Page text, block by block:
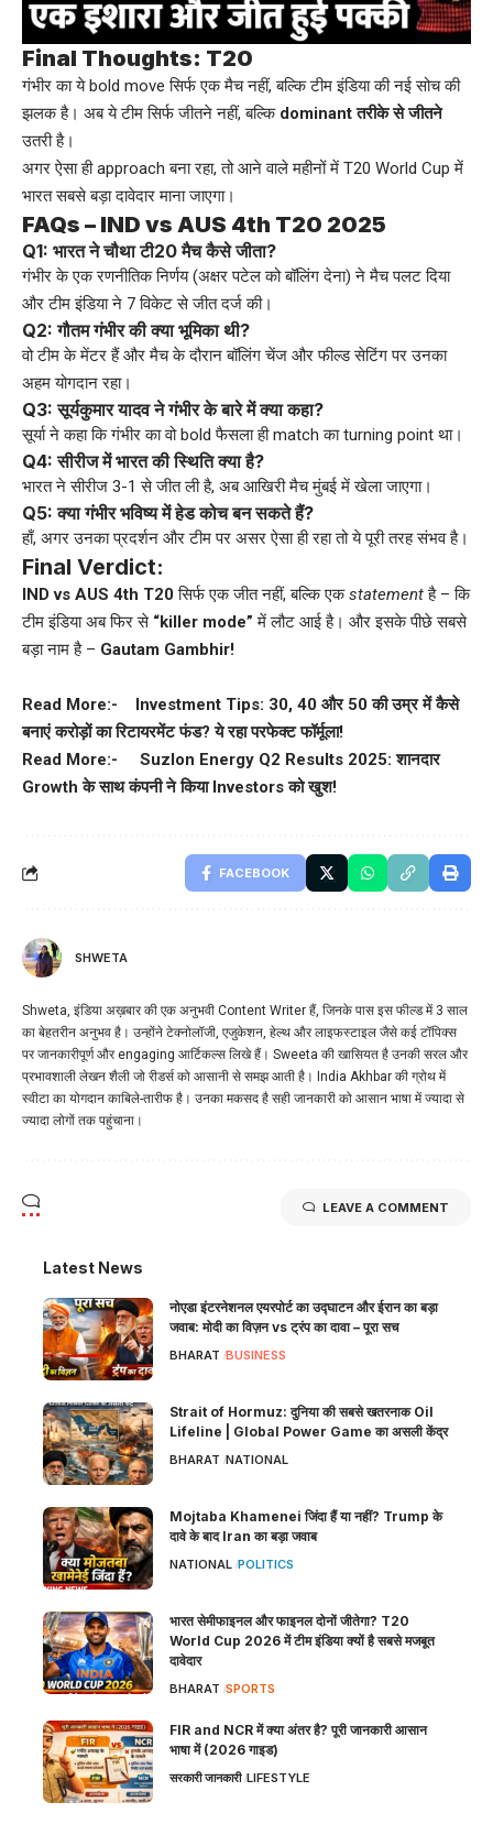
Final Thoughts: T20
गंभीर का ये bold move सिर्फ एक मैच नहीं, बल्कि टीम इंडिया की नई सोच की
झलक है। अब ये टीम सिर्फ जीतने नहीं, बल्कि dominant तरीके से जीतने
उतरी है।
अगर ऐसा ही approach बना रहा, तो आने वाले महीनों में T20 World Cup में
भारत सबसे बड़ा दावेदार माना जाएगा।
FAQs – IND vs AUS 4th T20 2025
Q1: भारत ने चौथा टी20 मैच कैसे जीता?
गंभीर के एक रणनीतिक निर्णय (अक्षर पटेल को बॉलिंग देना) ने मैच पलट दिया
और टीम इंडिया ने 7 विकेट से जीत दर्ज की।
Q2: गौतम गंभीर की क्या भूमिका थी?
वो टीम के मेंटर हैं और मैच के दौरान बॉलिंग चेंज और फील्ड सेटिंग पर उनका
अहम योगदान रहा।
Q3: सूर्यकुमार यादव ने गंभीर के बारे में क्या कहा?
सूर्या ने कहा कि गंभीर का वो bold फैसला ही match का turning point था।
Q4: सीरीज में भारत की स्थिति क्या है?
भारत ने सीरीज 3-1 से जीत ली है, अब आखिरी मैच मुंबई में खेला जाएगा।
Q5: क्या गंभीर भविष्य में हेड कोच बन सकते हैं?
हाँ, अगर उनका प्रदर्शन और टीम पर असर ऐसा ही रहा तो ये पूरी तरह संभव है।
Final Verdict:
IND vs AUS 4th T20सिर्फ एक जीत नहीं, बल्कि एकstatementहै – कि
टीम इंडिया अब फिर से “killer mode” में लौट आई है। और इसके पीछे सबसे
बड़ा नाम है – Gautam Gambhir!
Read More:- Investment Tips: 30, 40 और 50 की उम्र में कैसे
बनाएं करोड़ों का रिटायरमेंट फंड? ये रहा परफेक्ट फॉर्मूला!
Read More:-
Suzlon Energy Q2 Results 2025: शानदार
Growth के साथ कंपनी ने किया Investors को खुश!
FACEBOOK
SHWETA
Shweta, इंडिया अख़बार की एक अनुभवी Content Writer हैं, जिनके पास इस फील्ड में 3 साल
का बेहतरीन अनुभव है। उन्होंने टेक्नोलॉजी, एजुकेशन, हेल्थ और लाइफस्टाइल जैसे कई टॉपिक्स
पर जानकारीपूर्ण और engaging आर्टिकल्स लिखे हैं। Sweeta की खासियत है उनकी सरल और
प्रभावशाली लेखन शैली जो रीडर्स को आसानी से समझ आती है। India Akhbar की ग्रोथ में
स्वीटा का योगदान काबिले-तारीफ है। उनका मकसद है सही जानकारी को आसान भाषा में ज्यादा से
ज्यादा लोगों तक पहुंचाना।
LEAVE A COMMENT
Latest News
नोएडा इंटरनेशनल एयरपोर्ट का उद्घाटन और ईरान का बड़ा
जवाब: मोदी का विज़न vs ट्रंप का दावा – पूरा सच
BHARAT BUSINESS
Strait of Hormuz: दुनिया की सबसे खतरनाक Oil
Lifeline | Global Power Game का असली केंद्र
BHARAT NATIONAL
Mojtaba Khamenei जिंदा हैं या नहीं? Trump के
दावे के बाद Iran का बड़ा जवाब
NATIONAL POLITICS
भारत सेमीफाइनल और फाइनल दोनों जीतेगा? T20
World Cup 2026 में टीम इंडिया क्यों है सबसे मजबूत
दावेदार
BHARAT SPORTS
FIR and NCR में क्या अंतर है? पूरी जानकारी आसान
भाषा में (2026 गाइड)
सरकारी जानकारी LIFESTYLE